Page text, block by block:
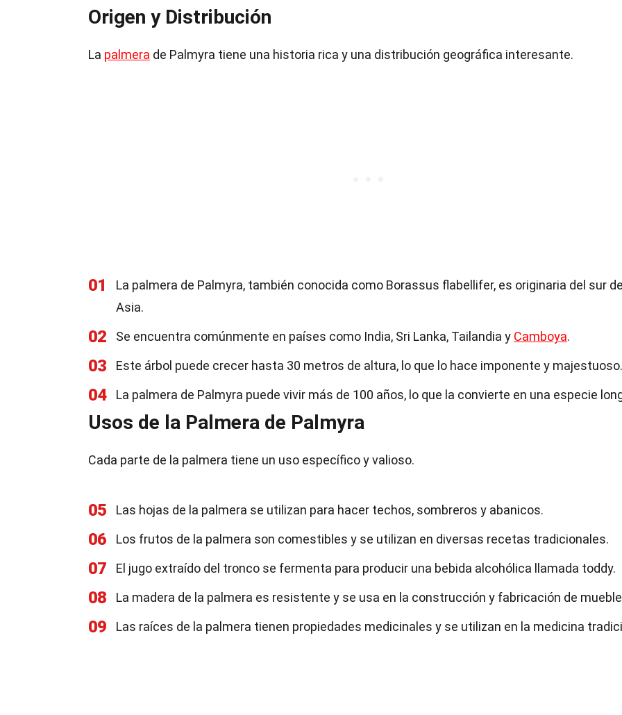
Origen y Distribución
La palmera de Palmyra tiene una historia rica y una distribución geográfica interesante.
01
La palmera de Palmyra, también conocida como Borassus flabellifer, es originaria del sur de
Asia.
02 Se encuentra comúnmente en países como India, Sri Lanka, Tailandia y Camboya.
03 Este árbol puede crecer hasta 30 metros de altura, lo que lo hace imponente y majestuoso.
04 La palmera de Palmyra puede vivir más de 100 años, lo que la convierte en una especie
Usos de la Palmera de Palmyra
Cada parte de la palmera tiene un uso específico y valioso.
05 Las hojas de la palmera se utilizan para hacer techos, sombreros y abanicos.
06 Los frutos de la palmera son comestibles y se utilizan en diversas recetas tradicionales.
07 El jugo extraído del tronco se fermenta para producir una bebida alcohólica llamada toddy.
08 La madera de la palmera es resistente y se usa en la construcción y fabricación de
09 Las raíces de la palmera tienen propiedades medicinales y se utilizan en la medicina